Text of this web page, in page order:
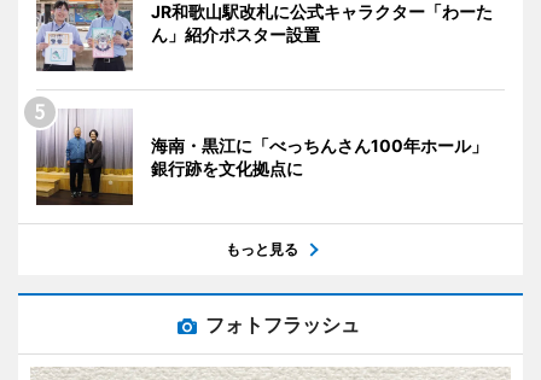
JR和歌山駅改札に公式キャラクター「わーた
ん」紹介ポスター設置
海南・黒江に「べっちんさん100年ホール」
銀行跡を文化拠点に
もっと見る
フォトフラッシュ